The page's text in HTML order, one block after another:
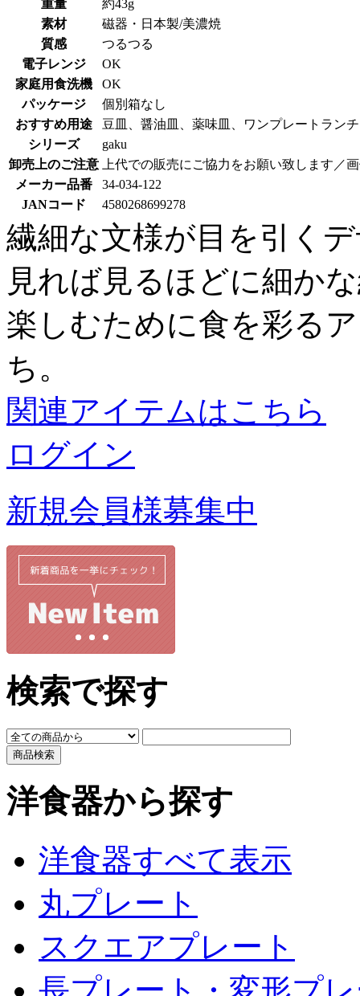
重量
約43g
素材
磁器・日本製/美濃焼
質感
つるつる
電子レンジ
OK
家庭用食洗機
OK
パッケージ
個別箱なし
おすすめ用途
豆皿、醤油皿、薬味皿、ワンプレートラン
シリーズ
gaku
卸売上のご注意
上代での販売にご協力をお願い致します／
メーカー品番
34-034-122
JANコード
4580268699278
繊細な文様が目を引く
見れば見るほどに細か
楽しむために食を彩る
ち。
関連アイテムはこちら
ログイン
新規会員様募集中
検索で探す
洋食器から探す
洋食器すべて表示
丸プレート
スクエアプレート